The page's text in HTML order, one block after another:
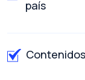
país